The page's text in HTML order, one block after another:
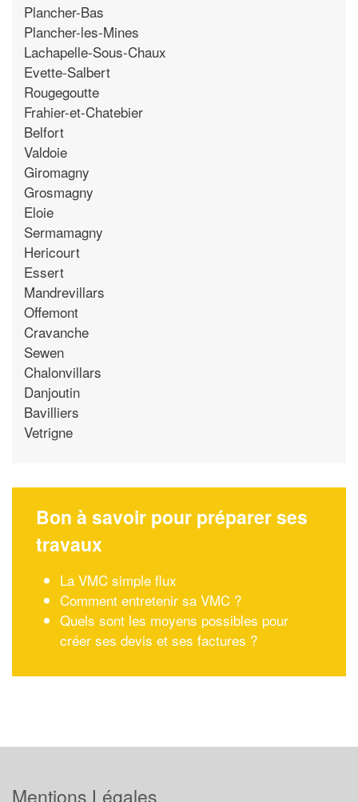
Plancher-Bas
Plancher-les-Mines
Lachapelle-Sous-Chaux
Evette-Salbert
Rougegoutte
Frahier-et-Chatebier
Belfort
Valdoie
Giromagny
Grosmagny
Eloie
Sermamagny
Hericourt
Essert
Mandrevillars
Offemont
Cravanche
Sewen
Chalonvillars
Danjoutin
Bavilliers
Vetrigne
Bon à savoir pour préparer ses
travaux
La VMC simple flux
Comment entretenir sa VMC ?
Quels sont les moyens possibles pour
créer ses devis et ses factures ?
Mentions Légales